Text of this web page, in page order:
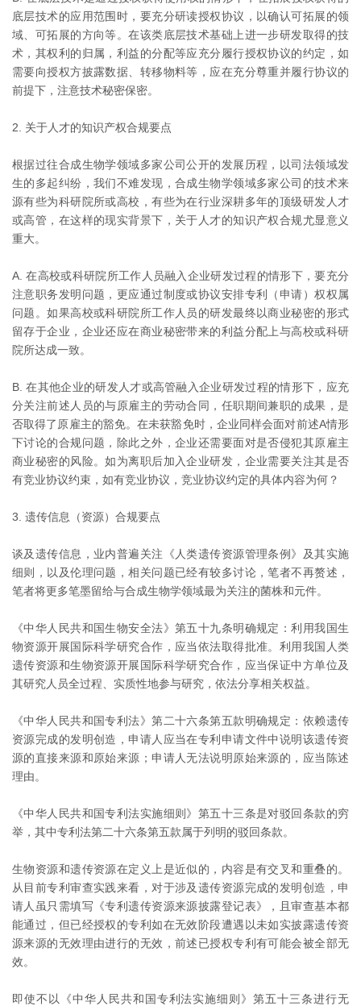
底层技术的应用范围时，要充分研读授权协议，以确认可拓展的领
域、可拓展的方向等。在该类底层技术基础上进一步研发取得的技
术，其权利的归属，利益的分配等应充分履行授权协议的约定，如
需要向授权方披露数据、转移物料等，应在充分尊重并履行协议的
前提下，注意技术秘密保密。
2. 关于人才的知识产权合规要点
根据过往合成生物学领域多家公司公开的发展历程，以司法领域发
生的多起纠纷，我们不难发现，合成生物学领域多家公司的技术来
源有些为科研院所或高校，有些为在行业深耕多年的顶级研发人才
或高管，在这样的现实背景下，关于人才的知识产权合规尤显意义
重大。
A. 在高校或科研院所工作人员融入企业研发过程的情形下，要充分
注意职务发明问题，更应通过制度或协议安排专利（申请）权权属
问题。如果高校或科研院所工作人员的研发最终以商业秘密的形式
留存于企业，企业还应在商业秘密带来的利益分配上与高校或科研
院所达成一致。
B. 在其他企业的研发人才或高管融入企业研发过程的情形下，应充
分关注前述人员的与原雇主的劳动合同，任职期间兼职的成果，是
否取得了原雇主的豁免。在未获豁免时，企业同样会面对前述A情形
下讨论的合规问题，除此之外，企业还需要面对是否侵犯其原雇主
商业秘密的风险。如为离职后加入企业研发，企业需要关注其是否
有竞业协议约束，如有竞业协议，竞业协议约定的具体内容为何？
3. 遗传信息（资源）合规要点
谈及遗传信息，业内普遍关注《人类遗传资源管理条例》及其实施
细则，以及伦理问题，相关问题已经有较多讨论，笔者不再赘述，
笔者将更多笔墨留给与合成生物学领域最为关注的菌株和元件。
《中华人民共和国生物安全法》第五十九条明确规定：利用我国生
物资源开展国际科学研究合作，应当依法取得批准。利用我国人类
遗传资源和生物资源开展国际科学研究合作，应当保证中方单位及
其研究人员全过程、实质性地参与研究，依法分享相关权益。
《中华人民共和国专利法》第二十六条第五款明确规定：依赖遗传
资源完成的发明创造，申请人应当在专利申请文件中说明该遗传资
源的直接来源和原始来源；申请人无法说明原始来源的，应当陈述
理由。
《中华人民共和国专利法实施细则》第五十三条是对驳回条款的穷
举，其中专利法第二十六条第五款属于列明的驳回条款。
生物资源和遗传资源在定义上是近似的，内容是有交叉和重叠的。
从目前专利审查实践来看，对于涉及遗传资源完成的发明创造，申
请人虽只需填写《专利遗传资源来源披露登记表》，且审查基本都
能通过，但已经授权的专利如在无效阶段遭遇以未如实披露遗传资
源来源的无效理由进行的无效，前述已授权专利有可能会被全部无
效。
即使不以《中华人民共和国专利法实施细则》第五十三条进行无